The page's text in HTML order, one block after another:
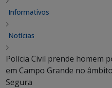
Informativos
Notícias
Polícia Civil prende homem
em Campo Grande no
Segura